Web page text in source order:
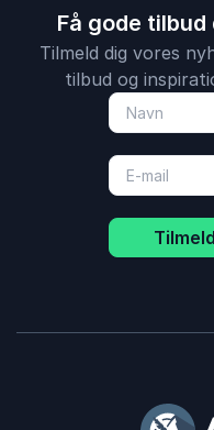
Få gode
Tilmeld dig vores
tilbud og